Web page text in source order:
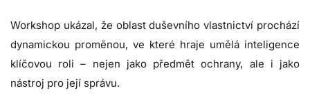
Workshop ukázal, že oblast duševního vlastnictví prochází
dynamickou proměnou, ve které hraje umělá inteligence
klíčovou roli – nejen jako předmět ochrany, ale i jako
nástroj pro její správu.